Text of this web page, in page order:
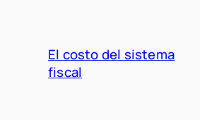
El costo del sistema
fiscal